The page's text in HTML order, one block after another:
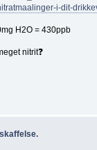
i-dit-
H2O = 430ppb
nitrit❓